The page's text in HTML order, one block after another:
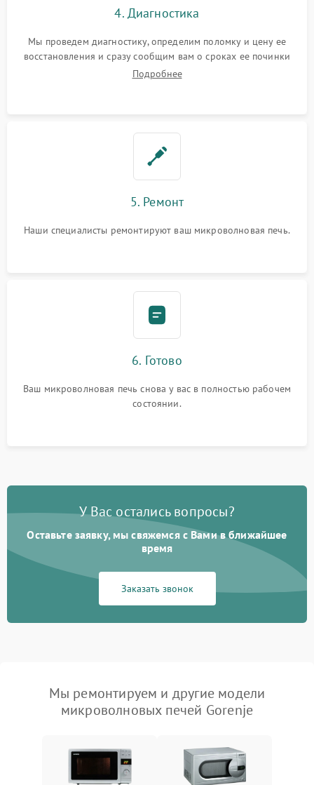
4. Диагностика
Мы проведем диагностику, определим поломку и цену ее
восстановления и сразу сообщим вам о сроках ее починки
Подробнее
5. Ремонт
Наши специалисты ремонтируют ваш микроволновая печь.
6. Готово
Ваш микроволновая печь снова у вас в полностью рабочем
состоянии.
У Вас остались вопросы?
Оставьте заявку, мы свяжемся с Вами в ближайшее
время
Заказать звонок
Мы ремонтируем и другие модели
микроволновых печей Gorenje